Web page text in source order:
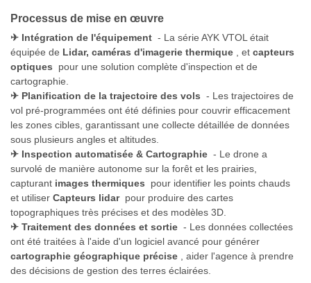
Processus de mise en œuvre
✈ Intégration de l'équipement - La série AYK VTOL était
équipée de Lidar, caméras d'imagerie thermique , et capteurs
optiques
pour une solution complète d'inspection et de
cartographie.
✈ Planification de la trajectoire des vols - Les trajectoires de
vol pré-programmées ont été définies pour couvrir efficacement
les zones cibles, garantissant une collecte détaillée de données
sous plusieurs angles et altitudes.
✈ Inspection automatisée & Cartographie - Le drone a
survolé de manière autonome sur la forêt et les prairies,
capturant images thermiques
pour identifier les points chauds
et utiliser Capteurs lidar pour produire des cartes
topographiques très précises et des modèles 3D.
✈ Traitement des données et sortie - Les données collectées
ont été traitées à l'aide d'un logiciel avancé pour générer
cartographie géographique précise
, aider l'agence à prendre
des décisions de gestion des terres éclairées.